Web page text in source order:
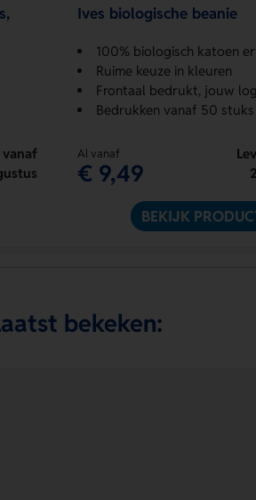
vanaf
Ives biologische beanie
100% biologisch katoen
Ruime keuze in kleuren
Frontaal bedrukt, jouw
Bedrukken vanaf 50 stuks
Al vanaf
€ 9,49
BEKIJK
bekeken: